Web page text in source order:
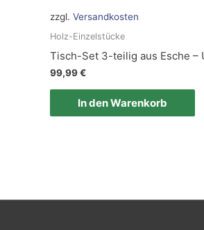
zzgl. Versandkosten
Holz-Einzelstücke
Tisch-Set 3-teilig aus Esche –
99,99€
In den Warenkorb